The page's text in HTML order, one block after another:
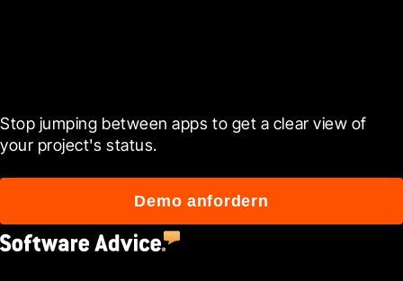
Stop jumping between apps to get a clear view of
your project's status.
Demo anfordern